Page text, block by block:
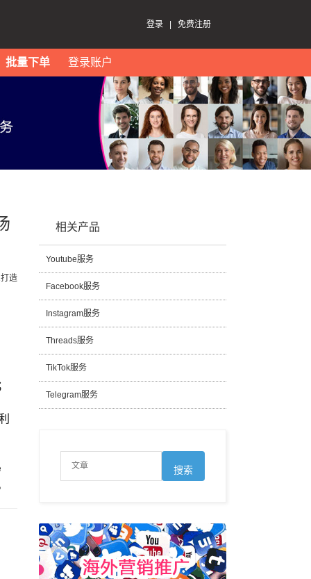
登录 免费注册
批量下单 登录账户
造
相关产品
Youtube服务
Facebook服务
Instagram服务
Threads服务
TikTok服务
Telegram服务